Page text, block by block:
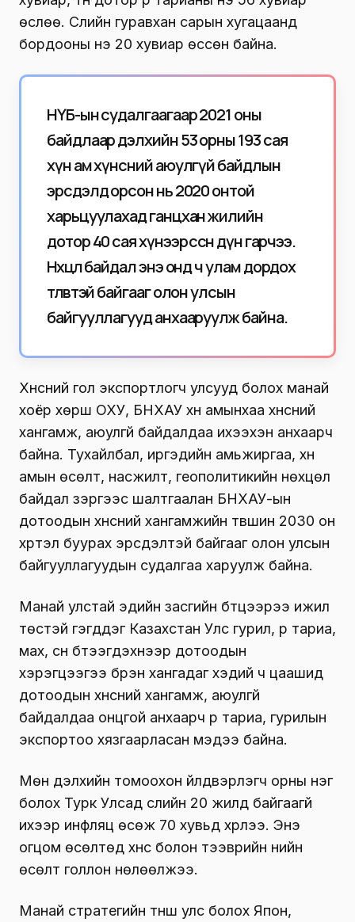
өслөө. Сүүлийн гуравхан сарын хугацаанд
бордооны үнэ 20 хувиар өссөн байна.
НҮБ-ын судалгаагаар 2021 оны
байдлаар дэлхийн 53 орны 193 сая
хүн ам хүнсний аюулгүй байдлын
эрсдэлд орсон нь 2020 онтой
харьцуулахад ганцхан жилийн
дотор 40 сая хүнээр өссөн дүн гарчээ.
Нөхцөл байдал энэ онд ч улам дордох
төлөвтэй байгааг олон улсын
байгууллагууд анхааруулж байна.
Хүнсний гол экспортлогч улсууд болох манай
хоёр хөрш ОХУ, БНХАУ хүн амынхаа хүнсний
хангамж, аюулгүй байдалдаа ихээхэн анхаарч
байна. Тухайлбал, иргэдийн амьжиргаа, хүн
амын өсөлт, насжилт, геополитикийн нөхцөл
байдал зэргээс шалтгаалан БНХАУ-ын
дотоодын хүнсний хангамжийн түвшин 2030 он
хүртэл буурах эрсдэлтэй байгааг олон улсын
байгууллагуудын судалгаа харуулж байна.
Манай улстай эдийн засгийн бүтцээрээ ижил
төстэй гэгддэг Казахстан Улс гурил, үр тариа,
мах, сүүн бүтээгдэхүүнээр дотоодын
хэрэгцээгээ бүрэн хангадаг хэдий ч цаашид
дотоодын хүнсний хангамж, аюулгүй
байдалдаа онцгой анхаарч үр тариа, гурилын
экспортоо хязгаарласан мэдээ байна.
Мөн дэлхийн томоохон үйлдвэрлэгч орны нэг
болох Турк Улсад сүүлийн 20 жилд байгаагүй
ихээр инфляц өсөж 70 хувьд хүрлээ. Энэ
огцом өсөлтөд хүнс болон тээврийн үнийн
өсөлт голлон нөлөөлжээ.
Манай стратегийн түнш улс болох Япон,